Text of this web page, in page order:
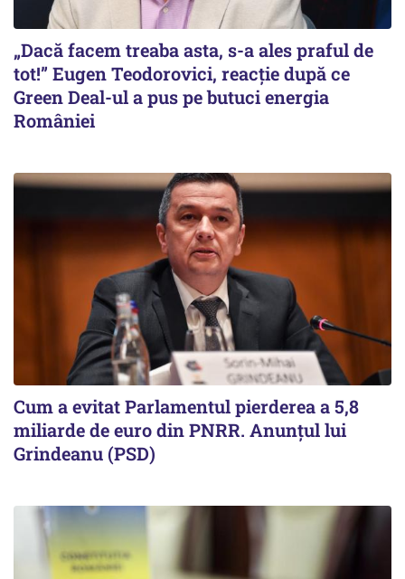
„Dacă facem treaba asta, s-a ales praful de
tot!” Eugen Teodorovici, reacție după ce
Green Deal-ul a pus pe butuci energia
României
Cum a evitat Parlamentul pierderea a 5,8
miliarde de euro din PNRR. Anunțul lui
Grindeanu (PSD)